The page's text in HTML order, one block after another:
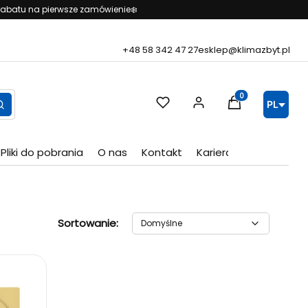
na pierwsze zamówienie❄️
+48 58 342 47 27esklep@klimazbyt.pl
Produkty w
PL
Pliki do pobrania O nas Kontakt Kariera
Sortowanie:Domyślne
Domyślne